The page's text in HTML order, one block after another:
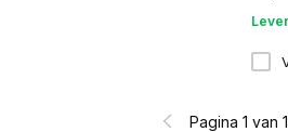
Pagina 1 van